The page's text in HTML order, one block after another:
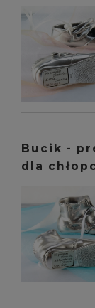
Bucik -
dla